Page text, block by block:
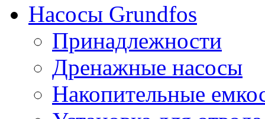
Насосы Grundfos
Принадлежности
Дренажные насосы
Накопительные